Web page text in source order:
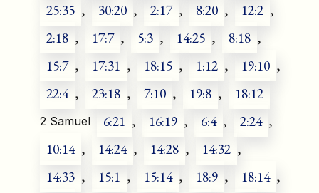
25:35 , 30:20 , 2:17 , 8:20 , 12:2 ,
2:18 , 17:7 , 5:3 , 14:25 , 8:18 ,
15:7 , 17:31 , 18:15 , 1:12 , 19:10 ,
22:4 , 23:18 , 7:10 , 19:8 , 18:12
2 Samuel 6:21 , 16:19 , 6:4 , 2:24 ,
10:14 , 14:24 , 14:28 , 14:32 ,
14:33 , 15:1 , 15:14 , 18:9 , 18:14 ,